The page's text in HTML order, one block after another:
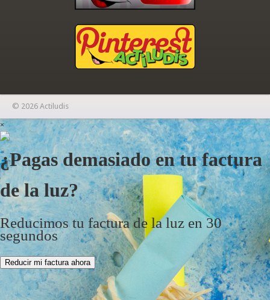
© 2026 Actiludis
×
¿Pagas demasiado en tu factura
de la luz?
Reducimos tu factura de la luz en 30
segundos
Reducir mi factura ahora